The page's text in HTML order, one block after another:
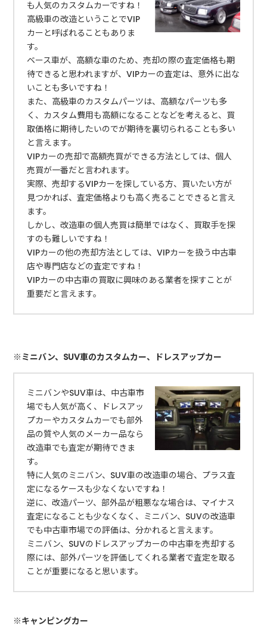
も人気のカスタムカーですね！
高級車の改造ということでVIP
カーと呼ばれることもありま
す。
ベース車が、高額な車のため、売却の際の査定価格も期
待できると思われますが、VIPカーの査定は、意外に出な
いことも多いですね！
また、高級車のカスタムパーツは、高額なパーツも多
く、カスタム費用も高額になることなどを考えると、買
取価格に期待したいのでが期待を裏切られることも多い
と言えます。
VIPカーの売却で高額売買ができる方法としては、個人
売買が一番だと言われます。
実際、売却するVIPカーを探している方、買いたい方が
見つかれば、査定価格よりも高く売ることできると言え
ます。
しかし、改造車の個人売買は簡単ではなく、買取手を探
すのも難しいですね！
VIPカーの他の売却方法としては、VIPカーを扱う中古車
店や専門店などの査定ですね！
VIPカーの中古車の買取に興味のある業者を探すことが
重要だと言えます。
※ミニバン、SUV車のカスタムカー、ドレスアップカー
ミニバンやSUV車は、中古車市
場でも人気が高く、ドレスアッ
プカーやカスタムカーでも部外
品の質や人気のメーカー品なら
改造車でも査定が期待できま
す。
特に人気のミニバン、SUV車の改造車の場合、プラス査
定になるケースも少なくないですね！
逆に、改造パーツ、部外品が粗悪なな場合は、マイナス
査定になることも少なくなく、ミニバン、SUVの改造車
でも中古車市場での評価は、分かれると言えます。
ミニバン、SUVのドレスアップカーの中古車を売却する
際には、部外パーツを評価してくれる業者で査定を取る
ことが重要になると思います。
※キャンピングカー